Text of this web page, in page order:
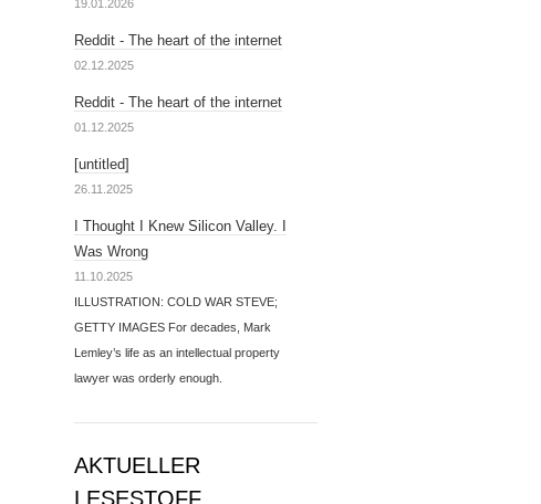
19.01.2026
Reddit - The heart of the internet
02.12.2025
Reddit - The heart of the internet
01.12.2025
[untitled]
26.11.2025
I Thought I Knew Silicon Valley. I
Was Wrong
11.10.2025
ILLUSTRATION: COLD WAR STEVE;
GETTY IMAGES For decades, Mark
Lemley’s life as an intellectual property
lawyer was orderly enough.
AKTUELLER
LESESTOFF